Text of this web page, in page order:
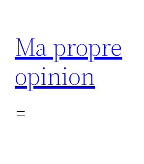
contenu
Ma propre
opinion